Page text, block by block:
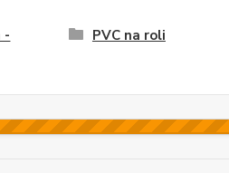
-
PVC na roli